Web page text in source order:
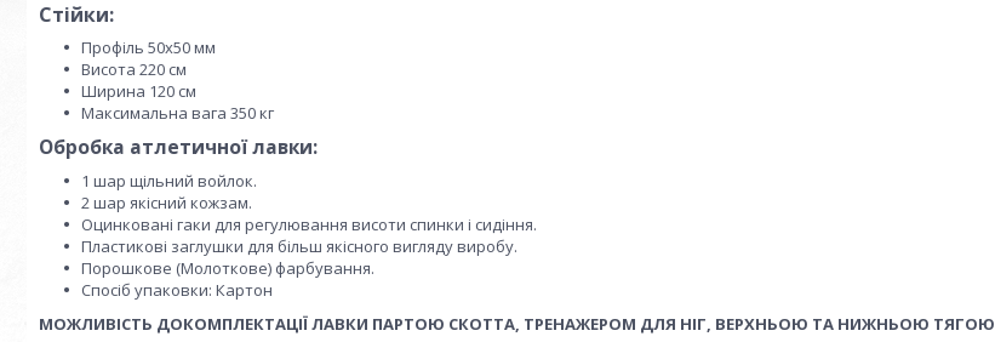
Стійки:
Профіль 50х50 мм
Висота 220 см
Ширина 120 см
Максимальна вага 350 кг
Обробка атлетичної лавки:
1 шар щільний войлок.
2 шар якісний кожзам.
Оцинковані гаки для регулювання висоти спинки і сидіння.
Пластикові заглушки для більш якісного вигляду виробу.
Порошкове (Молоткове) фарбування.
Спосіб упаковки: Картон
МОЖЛИВІСТЬ ДОКОМПЛЕКТАЦІЇ ЛАВКИ ПАРТОЮ СКОТТА, ТРЕНАЖЕРОМ ДЛЯ НІГ, ВЕРХНЬОЮ ТА НИЖНЬОЮ ТЯГОЮ